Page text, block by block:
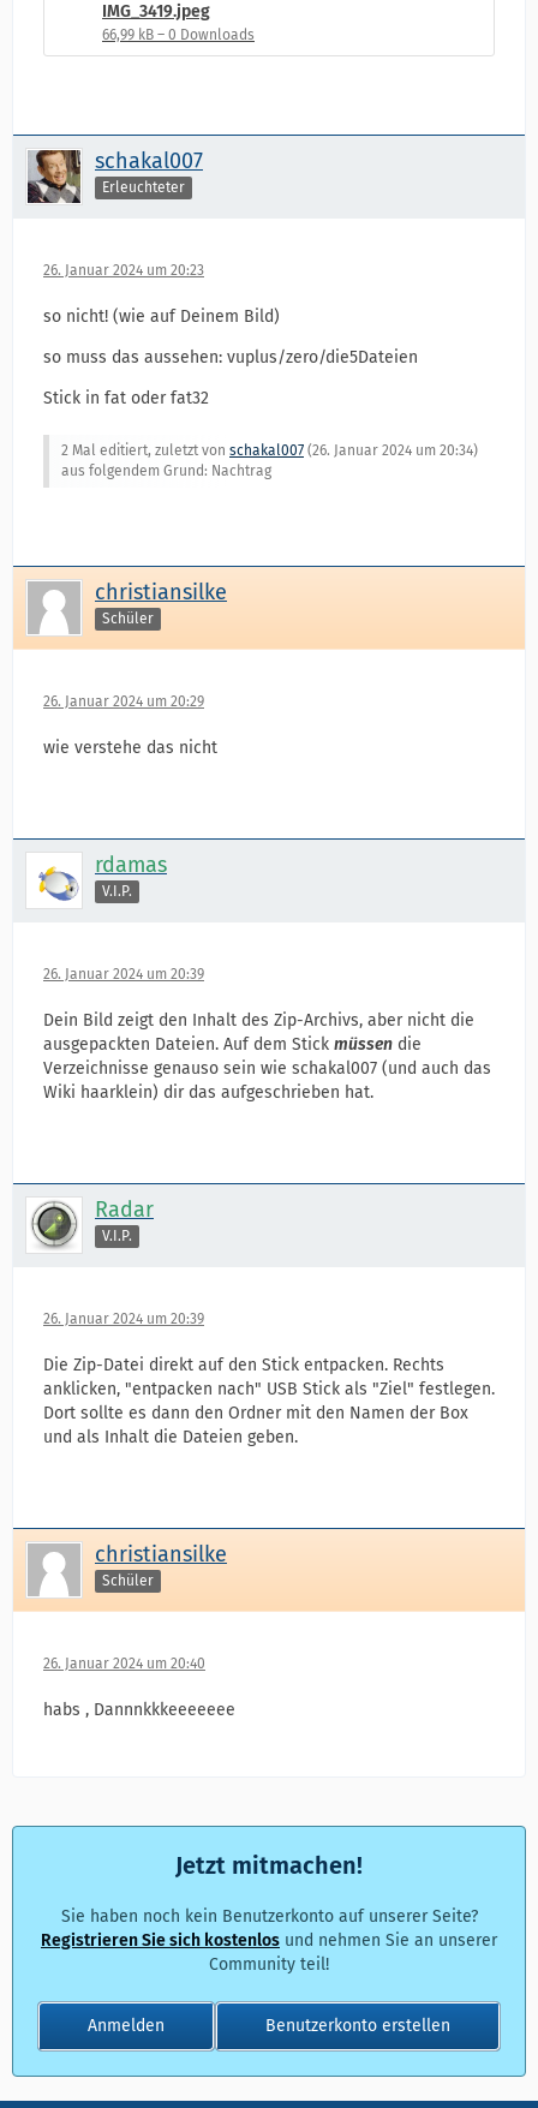
IMG_3419.jpeg
66,99 kB – 0 Downloads
schakal007
Erleuchteter
26. Januar 2024 um 20:23
so nicht! (wie auf Deinem Bild)
so muss das aussehen: vuplus/zero/die5Dateien
Stick in fat oder fat32
2 Mal editiert, zuletzt von schakal007 (26. Januar 2024 um 20:34)
aus folgendem Grund: Nachtrag
christiansilke
Schüler
26. Januar 2024 um 20:29
wie verstehe das nicht
rdamas
V.I.P.
26. Januar 2024 um 20:39
Dein Bild zeigt den Inhalt des Zip-Archivs, aber nicht die
ausgepackten Dateien. Auf dem Stick müssen die
Verzeichnisse genauso sein wie schakal007 (und auch das
Wiki haarklein) dir das aufgeschrieben hat.
Radar
V.I.P.
26. Januar 2024 um 20:39
Die Zip-Datei direkt auf den Stick entpacken. Rechts
anklicken, "entpacken nach" USB Stick als "Ziel" festlegen.
Dort sollte es dann den Ordner mit den Namen der Box
und als Inhalt die Dateien geben.
christiansilke
Schüler
26. Januar 2024 um 20:40
habs , Dannnkkkeeeeeee
Jetzt mitmachen!
Sie haben noch kein Benutzerkonto auf unserer Seite?
Registrieren Sie sich kostenlos und nehmen Sie an unserer
Community teil!
Benutzerkonto erstellen
Anmelden